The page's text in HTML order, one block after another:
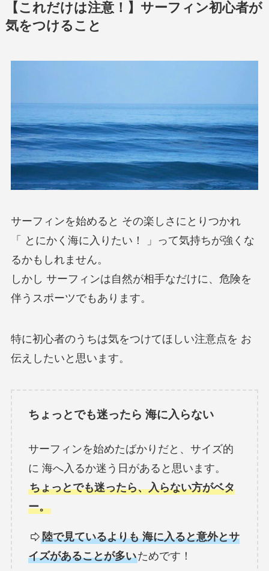
【これだけは注意！】サーフィン初心者が
気をつけること
サーフィンを始めると その楽しさにとりつかれ
「 とにかく海に入りたい！ 」って気持ちが強くな
るかもしれません。
しかし サーフィンは自然が相手なだけに、危険を
伴うスポーツでもあります。
特に初心者のうちは気をつけてほしい注意点を お
伝えしたいと思います。
ちょっとでも迷ったら 海に入らない
サーフィンを始めたばかりだと、サイズ的
に 海へ入るか迷う日があると思います。
ちょっとでも迷ったら、入らない方がベタ
ー。
陸で見ているよりも 海に入ると意外とサ
イズがあることが多いためです！